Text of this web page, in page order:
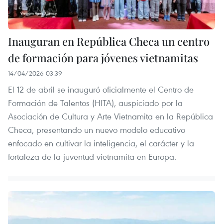
Inauguran en República Checa un centro
de formación para jóvenes vietnamitas
14/04/2026 03:39
El 12 de abril se inauguró oficialmente el Centro de
Formación de Talentos (HITA), auspiciado por la
Asociación de Cultura y Arte Vietnamita en la República
Checa, presentando un nuevo modelo educativo
enfocado en cultivar la inteligencia, el carácter y la
fortaleza de la juventud vietnamita en Europa.